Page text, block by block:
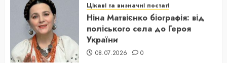
Цікаві та визначні постаті
Ніна Матвієнко біографія: від
поліського села до Героя
України
08.07.2026 0